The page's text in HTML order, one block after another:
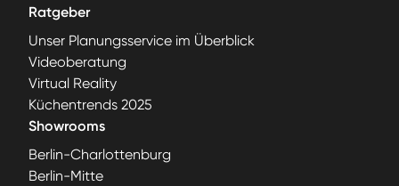
Ratgeber
Unser Planungsservice im Überblick
Videoberatung
Virtual Reality
Küchentrends 2025
Showrooms
Berlin-Charlottenburg
Berlin-Mitte